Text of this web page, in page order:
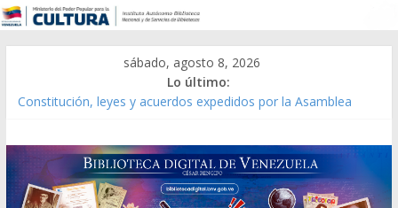
sábado, agosto 8, 2026
Lo último:
Constitución, leyes y acuerdos expedidos por la Asamblea
Modesta Bor Sánchez [material gráfico]
Gaceta Oficial de la República de Venezuela año CXXXIII Mes V,
Caracas 09 de marzo de 2006 N° 38.394